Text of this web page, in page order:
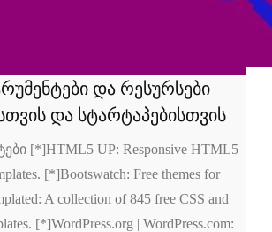
და რესურსები
და სტარტაპებისთვის
[*]HTML5 UP: Responsive HTML5
[*]Bootswatch: Free themes for
A collection of 845 free CSS and
[*]WordPress.org | WordPress.com: